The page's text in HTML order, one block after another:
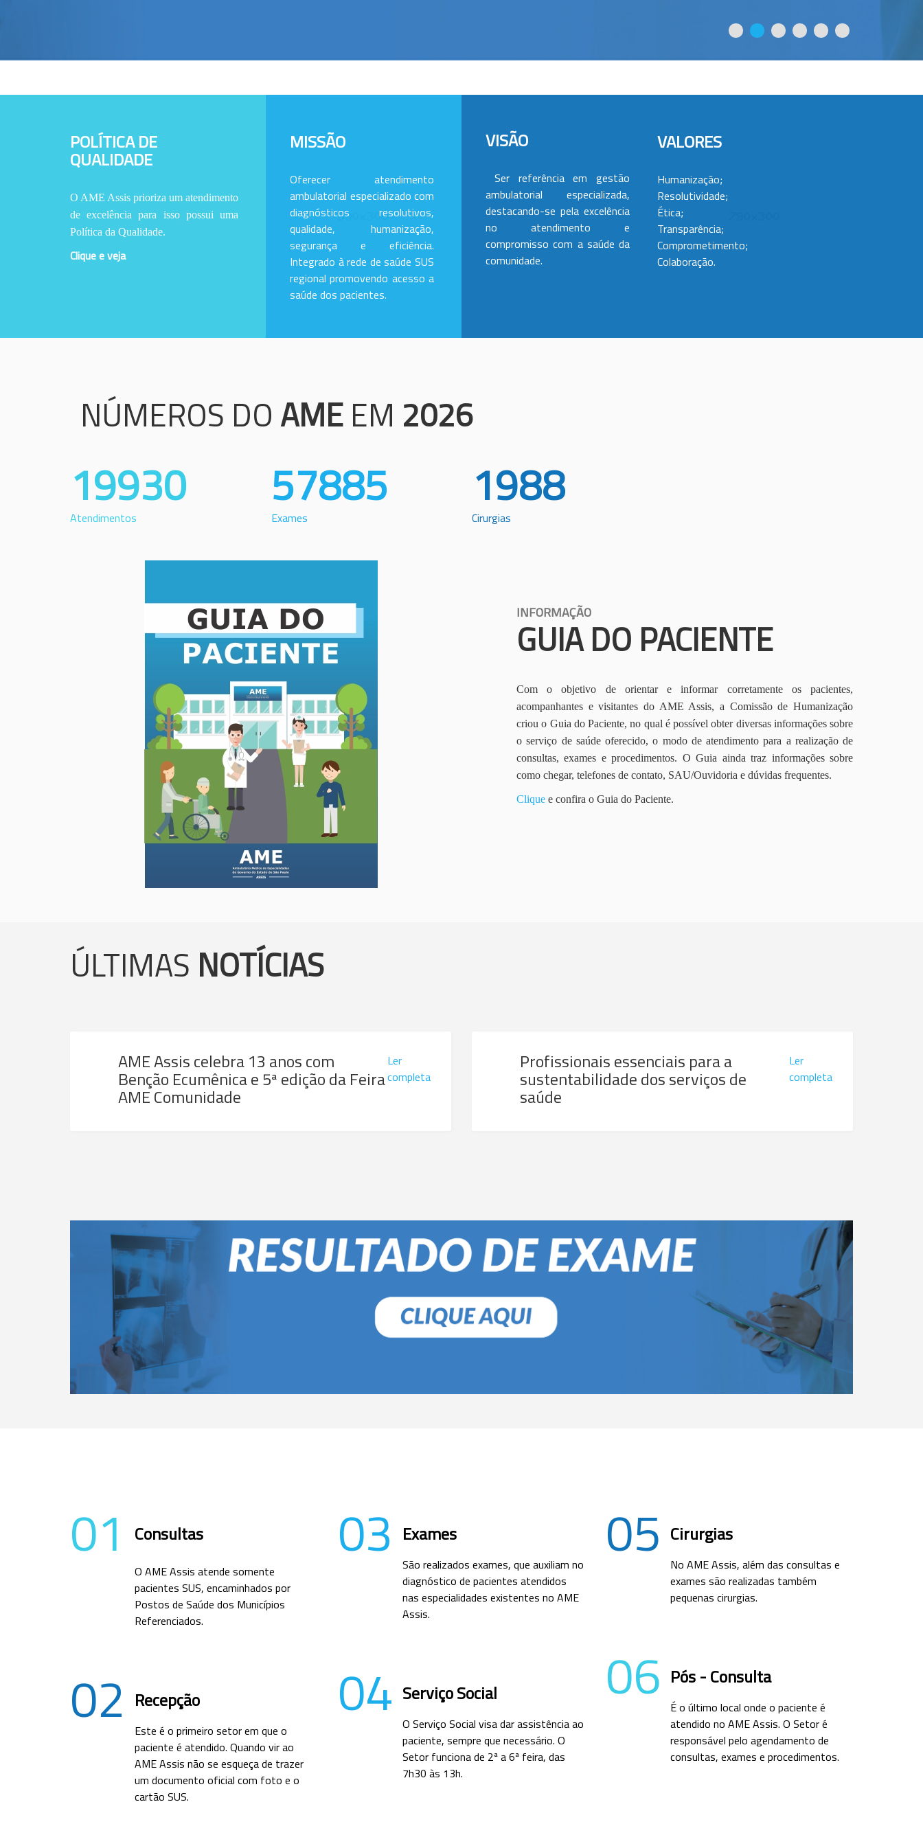
POLÍTICA DE
QUALIDADE
O AME Assis prioriza um atendimento
de excelência para isso possui uma
Política da Qualidade.
Clique e veja
MISSÃO
Oferecer atendimento
ambulatorial especializado com
diagnósticos resolutivos,
qualidade, humanização,
segurança e eficiência.
Integrado à rede de saúde SUS
regional promovendo acesso a
saúde dos pacientes.
VISÃO
Ser referência em gestão
ambulatorial especializada,
destacando-se pela excelência
no atendimento e
compromisso com a saúde da
comunidade.
VALORES
Humanização;
Resolutividade;
Ética;
Transparência;
Comprometimento;
Colaboração.
NÚMEROS DO AME EM 2026
19930
Atendimentos
57885
Exames
1988
Cirurgias
INFORMAÇÃO
GUIA DO PACIENTE
Com o objetivo de orientar e informar corretamente os pacientes,
acompanhantes e visitantes do AME Assis, a Comissão de Humanização
criou o Guia do Paciente, no qual é possível obter diversas informações sobre
o serviço de saúde oferecido, o modo de atendimento para a realização de
consultas, exames e procedimentos. O Guia ainda traz informações sobre
como chegar, telefones de contato, SAU/Ouvidoria e dúvidas frequentes.
Clique e confira o Guia do Paciente.
ÚLTIMAS NOTÍCIAS
AME Assis celebra 13 anos com
Benção Ecumênica e 5ª edição da Feira
AME Comunidade
Ler
completa
Profissionais essenciais para a
sustentabilidade dos serviços de
saúde
Ler
completa
01 Consultas
O AME Assis atende somente
pacientes SUS, encaminhados por
Postos de Saúde dos Municípios
Referenciados.
02 Recepção
Este é o primeiro setor em que o
paciente é atendido. Quando vir ao
AME Assis não se esqueça de trazer
um documento oficial com foto e o
cartão SUS.
03 Exames
São realizados exames, que auxiliam no
diagnóstico de pacientes atendidos
nas especialidades existentes no AME
Assis.
04 Serviço Social
O Serviço Social visa dar assistência ao
paciente, sempre que necessário. O
Setor funciona de 2ª a 6ª feira, das
7h30 às 13h.
05 Cirurgias
No AME Assis, além das consultas e
exames são realizadas também
pequenas cirurgias.
06 Pós - Consulta
É o último local onde o paciente é
atendido no AME Assis. O Setor é
responsável pelo agendamento de
consultas, exames e procedimentos.